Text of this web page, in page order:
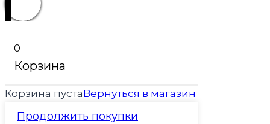
0
Корзина
Корзина пустаВернуться в магазин
Продолжить покупки